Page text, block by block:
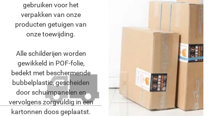
gebruiken voor het
verpakken van onze
producten getuigen van
onze toewijding.
Alle schilderijen worden
gewikkeld in POF-folie,
bedekt met beschermende
bubbelplastic, gescheiden
door schuimpanelen en
vervolgens zorgvuldig in een
kartonnen doos geplaatst.